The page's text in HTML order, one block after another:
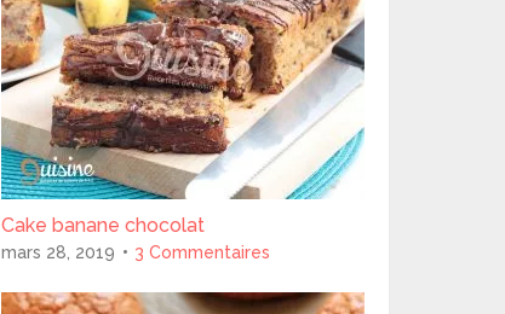
Cake banane chocolat
mars 28, 2019 3 Commentaires